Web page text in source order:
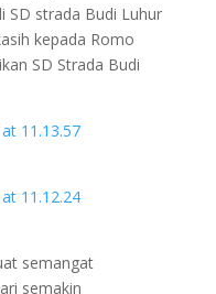
SD strada Budi Luhur
kepada Romo
SD Strada Budi
semangat
semakin